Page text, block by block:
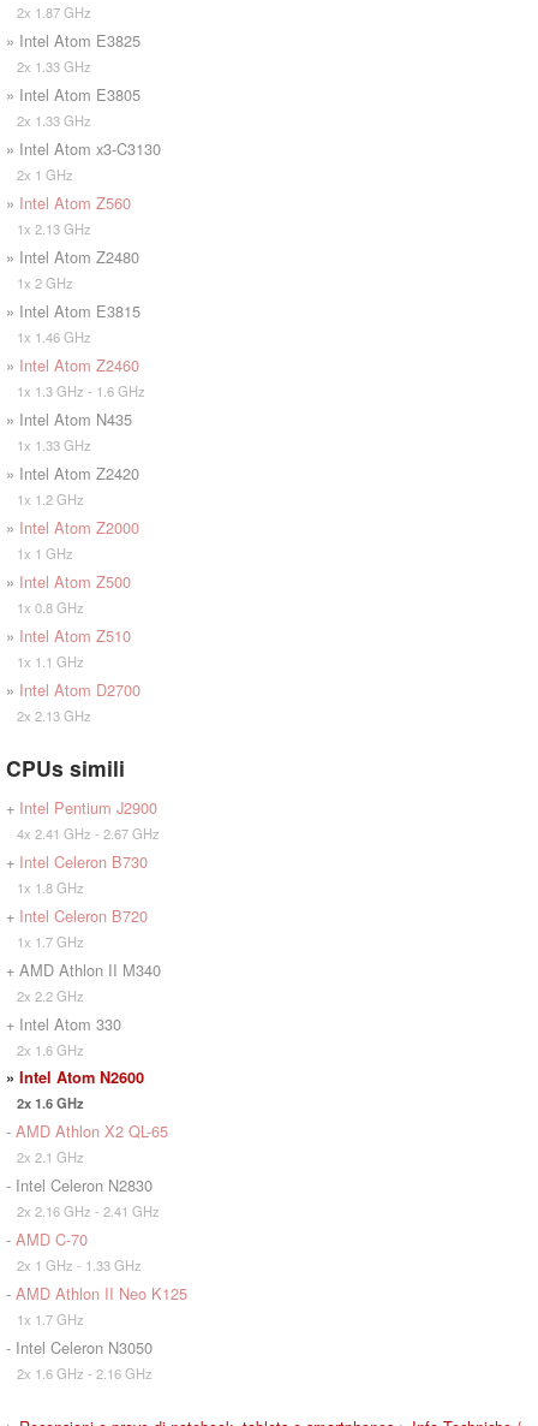
2x 1.87 GHz
» Intel Atom E3825
2x 1.33 GHz
» Intel Atom E3805
2x 1.33 GHz
» Intel Atom x3-C3130
2x 1 GHz
» Intel Atom Z560
1x 2.13 GHz
» Intel Atom Z2480
1x 2 GHz
» Intel Atom E3815
1x 1.46 GHz
» Intel Atom Z2460
1x 1.3 GHz - 1.6 GHz
» Intel Atom N435
1x 1.33 GHz
» Intel Atom Z2420
1x 1.2 GHz
» Intel Atom Z2000
1x 1 GHz
» Intel Atom Z500
1x 0.8 GHz
» Intel Atom Z510
1x 1.1 GHz
» Intel Atom D2700
2x 2.13 GHz
CPUs simili
+ Intel Pentium J2900
4x 2.41 GHz - 2.67 GHz
+ Intel Celeron B730
1x 1.8 GHz
+ Intel Celeron B720
1x 1.7 GHz
+ AMD Athlon II M340
2x 2.2 GHz
+ Intel Atom 330
2x 1.6 GHz
» Intel Atom N2600
2x 1.6 GHz
- AMD Athlon X2 QL-65
2x 2.1 GHz
- Intel Celeron N2830
2x 2.16 GHz - 2.41 GHz
- AMD C-70
2x 1 GHz - 1.33 GHz
- AMD Athlon II Neo K125
1x 1.7 GHz
- Intel Celeron N3050
2x 1.6 GHz - 2.16 GHz